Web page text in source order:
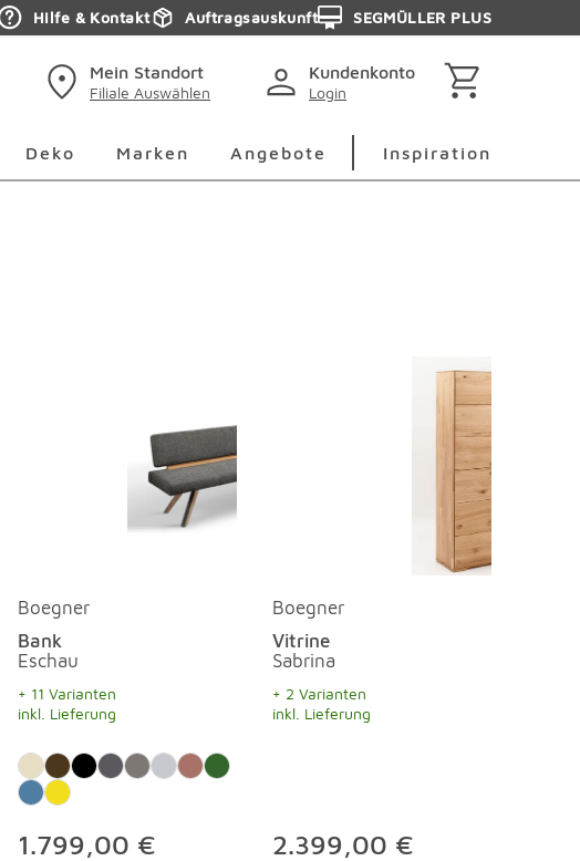
Hilfe & Kontakt Auftragsauskunft SEGMÜLLER PLUS
Mein Standort
Filiale Auswählen
Kundenkonto
Login
Deko Marken
Marken Überspringen
Angebote Inspiration
Boegner
Bank
Eschau
+ 11 Varianten
inkl. Lieferung
1.799,00 €
Boegner
Vitrine
Sabrina
+ 2 Varianten
inkl. Lieferung
2.399,00 €